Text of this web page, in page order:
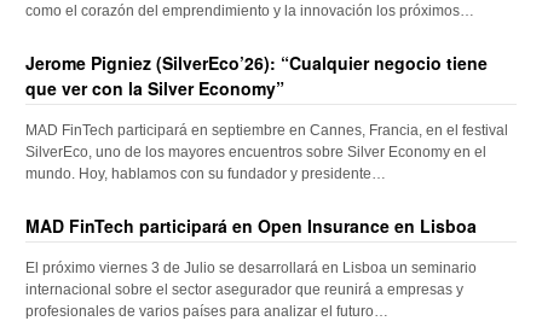
como el corazón del emprendimiento y la innovación los próximos…
Jerome Pigniez (SilverEco’26): “Cualquier negocio tiene
que ver con la Silver Economy”
MAD FinTech participará en septiembre en Cannes, Francia, en el festival
SilverEco, uno de los mayores encuentros sobre Silver Economy en el
mundo. Hoy, hablamos con su fundador y presidente…
MAD FinTech participará en Open Insurance en Lisboa
El próximo viernes 3 de Julio se desarrollará en Lisboa un seminario
internacional sobre el sector asegurador que reunirá a empresas y
profesionales de varios países para analizar el futuro…